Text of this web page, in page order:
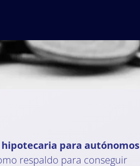
para autónomos
respaldo para conseguir